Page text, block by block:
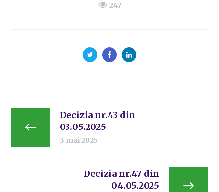
247
Decizia nr.43 din
03.05.2025
3 mai 2025
Decizia nr.47 din
04.05.2025